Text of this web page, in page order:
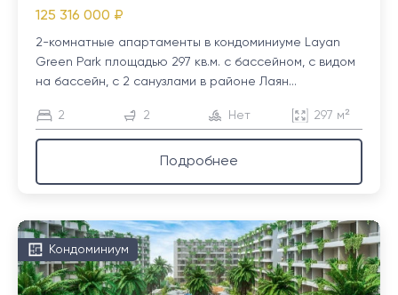
125 316 000 ₽
2-комнатные апартаменты в кондоминиуме Layan
Green Park площадью 297 кв.м. с бассейном, с видом
на бассейн, с 2 санузлами в районе Лаян...
2 2 Нет 297 м²
Подробнее
Кондоминиум